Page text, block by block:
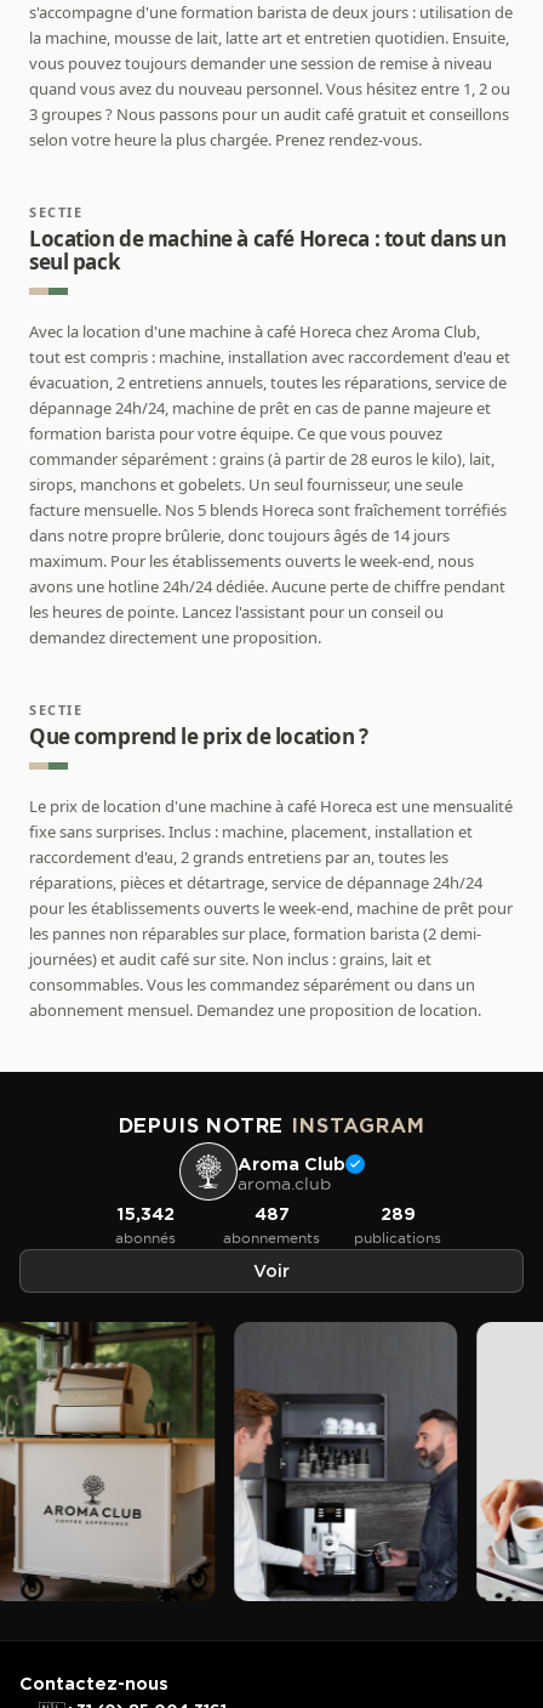
s'accompagne d'une formation barista de deux jours : utilisation de
la machine, mousse de lait, latte art et entretien quotidien. Ensuite,
vous pouvez toujours demander une session de remise à niveau
quand vous avez du nouveau personnel. Vous hésitez entre 1, 2 ou
3 groupes ? Nous passons pour un audit café gratuit et conseillons
selon votre heure la plus chargée. Prenez rendez-vous.
SECTIE
Location de machine à café Horeca : tout dans un
seul pack
Avec la location d'une machine à café Horeca chez Aroma Club,
tout est compris : machine, installation avec raccordement d'eau et
évacuation, 2 entretiens annuels, toutes les réparations, service de
dépannage 24h/24, machine de prêt en cas de panne majeure et
formation barista pour votre équipe. Ce que vous pouvez
commander séparément : grains (à partir de 28 euros le kilo), lait,
sirops, manchons et gobelets. Un seul fournisseur, une seule
facture mensuelle. Nos 5 blends Horeca sont fraîchement torréfiés
dans notre propre brûlerie, donc toujours âgés de 14 jours
maximum. Pour les établissements ouverts le week-end, nous
avons une hotline 24h/24 dédiée. Aucune perte de chiffre pendant
les heures de pointe. Lancez l'assistant pour un conseil ou
demandez directement une proposition.
SECTIE
Que comprend le prix de location ?
Le prix de location d'une machine à café Horeca est une mensualité
fixe sans surprises. Inclus : machine, placement, installation et
raccordement d'eau, 2 grands entretiens par an, toutes les
réparations, pièces et détartrage, service de dépannage 24h/24
pour les établissements ouverts le week-end, machine de prêt pour
les pannes non réparables sur place, formation barista (2 demi-
journées) et audit café sur site. Non inclus : grains, lait et
consommables. Vous les commandez séparément ou dans un
abonnement mensuel. Demandez une proposition de location.
DEPUIS NOTRE INSTAGRAM
Aroma Club
aroma.club
15,342
abonnés
487
abonnements
289
publications
Voir
Contactez-nous